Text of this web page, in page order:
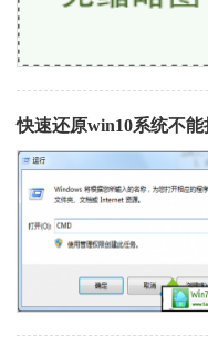
快速还原win10系统不